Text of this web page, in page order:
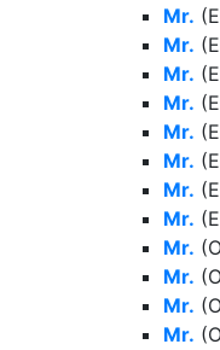
Mr.
Mr.
Mr.
Mr.
Mr.
Mr.
Mr.
Mr.
Mr.
Mr.
Mr.
Mr.